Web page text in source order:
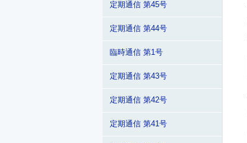
定期通信 第45号
定期通信 第44号
臨時通信 第1号
定期通信 第43号
定期通信 第42号
定期通信 第41号